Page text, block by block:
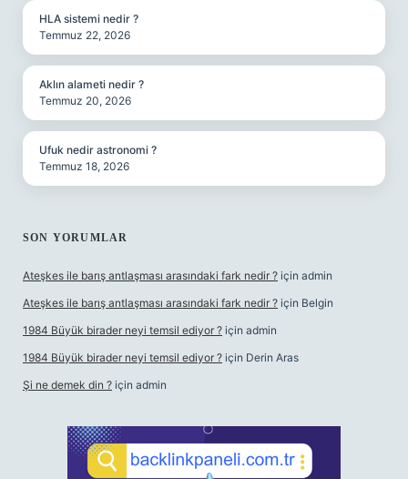
HLA sistemi nedir ?
Temmuz 22, 2026
Aklın alameti nedir ?
Temmuz 20, 2026
Ufuk nedir astronomi ?
Temmuz 18, 2026
SON YORUMLAR
Ateşkes ile barış antlaşması arasındaki fark nedir ? için admin
Ateşkes ile barış antlaşması arasındaki fark nedir ? için Belgin
1984 Büyük birader neyi temsil ediyor ? için admin
1984 Büyük birader neyi temsil ediyor ? için Derin Aras
Şi ne demek din ? için admin